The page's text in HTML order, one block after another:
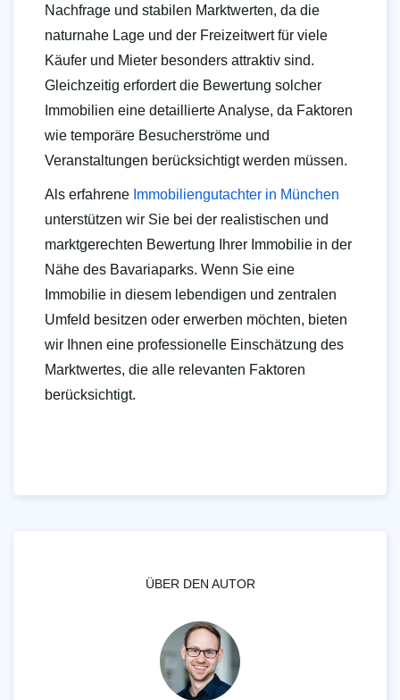
Nachfrage und stabilen Marktwerten, da die
naturnahe Lage und der Freizeitwert für viele
Käufer und Mieter besonders attraktiv sind.
Gleichzeitig erfordert die Bewertung solcher
Immobilien eine detaillierte Analyse, da Faktoren
wie temporäre Besucherströme und
Veranstaltungen berücksichtigt werden müssen.
Als erfahrene Immobiliengutachter in München
unterstützen wir Sie bei der realistischen und
marktgerechten Bewertung Ihrer Immobilie in der
Nähe des Bavariaparks. Wenn Sie eine
Immobilie in diesem lebendigen und zentralen
Umfeld besitzen oder erwerben möchten, bieten
wir Ihnen eine professionelle Einschätzung des
Marktwertes, die alle relevanten Faktoren
berücksichtigt.
ÜBER DEN AUTOR